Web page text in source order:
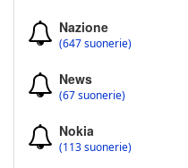
Nazione
(647 suonerie)
News
(67 suonerie)
Nokia
(113 suonerie)